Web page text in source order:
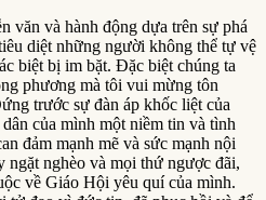
văn và hành động dựa trên sự phá
diệt những người không thể tự vệ
biệt bị im bặt. Đặc biệt chúng ta
phương mà tôi vui mừng tôn
trước sự đàn áp khốc liệt của
của mình một niềm tin và tình
đảm mạnh mẽ và sức mạnh nội
ngặt nghèo và mọi thứ ngược đãi,
về Giáo Hội yêu quí của mình.